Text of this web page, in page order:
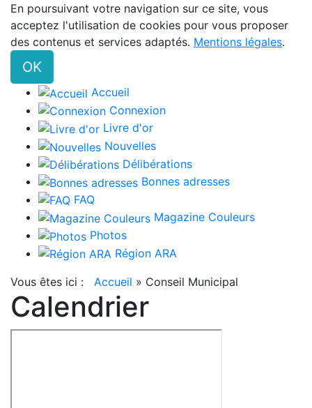
En poursuivant votre navigation sur ce site, vous
acceptez l'utilisation de cookies pour vous proposer
des contenus et services adaptés. Mentions légales.
OK
Accueil
Connexion
Livre d'or
Nouvelles
Délibérations
Bonnes adresses
FAQ
Magazine Couleurs
Photos
Région ARA
Vous êtes ici : Accueil » Conseil Municipal
Calendrier